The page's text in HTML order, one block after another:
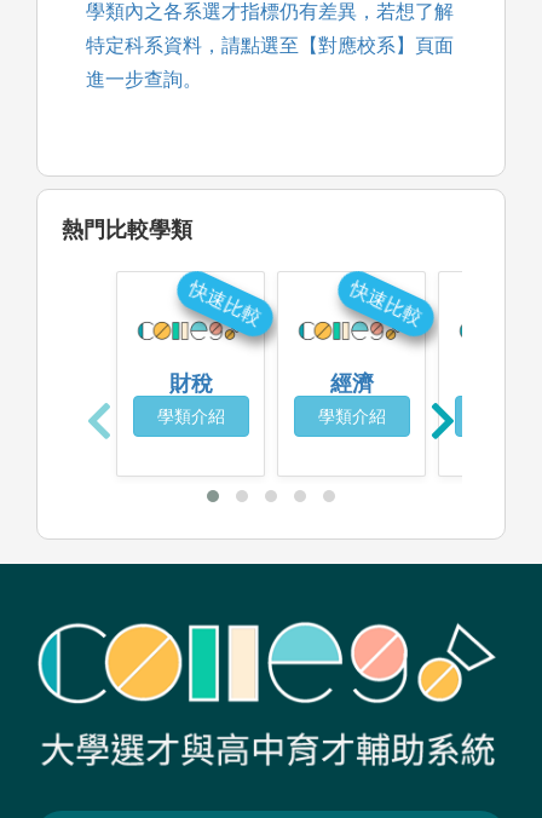
學類內之各系選才指標仍有差異，若想了解
特定科系資料，請點選至【對應校系】頁面
進一步查詢。
熱門比較學類
財稅
學類介紹
快速比較
經濟
學類介紹
快速比較